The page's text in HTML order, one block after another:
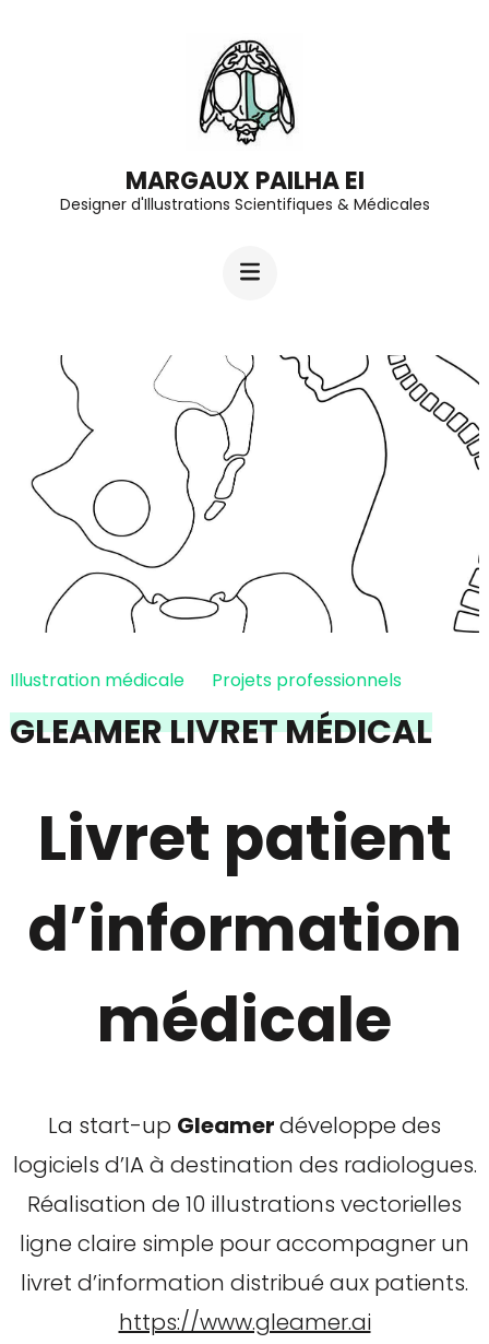
MARGAUX PAILHA EI
Designer d'Illustrations Scientifiques & Médicales
Illustration médicale Projets professionnels
GLEAMER LIVRET MÉDICAL
Livret patient
d’information
médicale
La start-up Gleamerdéveloppe des
logiciels d’IA à destination des radiologues.
Réalisation de 10 illustrations vectorielles
ligne claire simple pour accompagner un
livret d’information distribué aux patients.
https://www.gleamer.ai